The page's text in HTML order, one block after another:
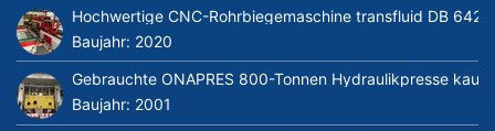
Hochwertige CNC-Rohrbiegemaschine transfluid DB
Baujahr: 2020
Gebrauchte ONAPRES 800-Tonnen Hydraulikpresse
Baujahr: 2001